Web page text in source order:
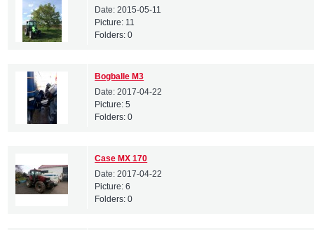
Date:2015-05-11
Picture: 11
Folders:0
Bogballe M3
Date:2017-04-22
Picture:5
Folders:0
Case MX 170
Date:2017-04-22
Picture:6
Folders:0